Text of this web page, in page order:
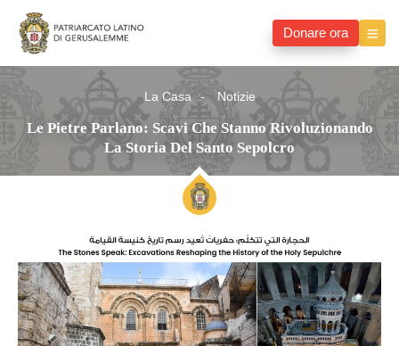
Donare ora
La Casa Notizie
Le Pietre Parlano: Scavi Che Stanno Rivoluzionando
La Storia Del Santo Sepolcro